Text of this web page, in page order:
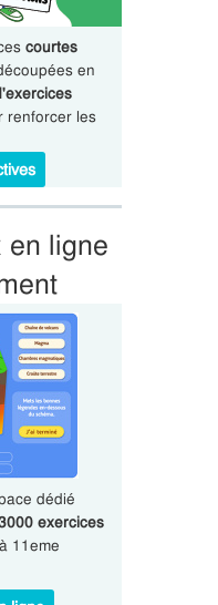
courtes
en
renforcer les
en ligne
dédié
exercices
11eme